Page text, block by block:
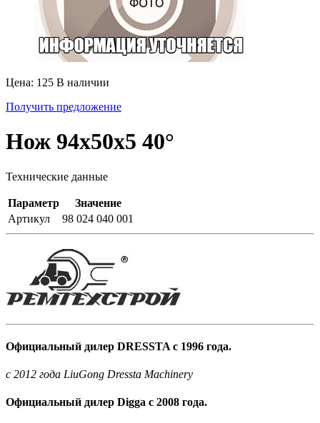
Цена: 125 В наличии
Получить предложение
Нож 94x50x5 40°
Технические данные
Параметр
Значение
Артикул
98 024 040 001
Официальный дилер DRESSTA с 1996 года.
c 2012 года LiuGong Dressta Machinery
Официальный дилер Digga с 2008 года.